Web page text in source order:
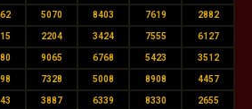
5070 8403 7619 2882
2204 3424 7555 6127
9065 6768 5423 3512
7328 5008 8908 4457
3887 6339 8330 2655